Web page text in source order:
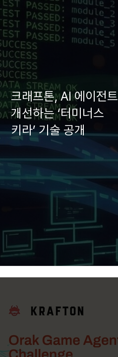
크래프톤, AI 에이전트
개선하는 ‘터미너스
키라’ 기술 공개